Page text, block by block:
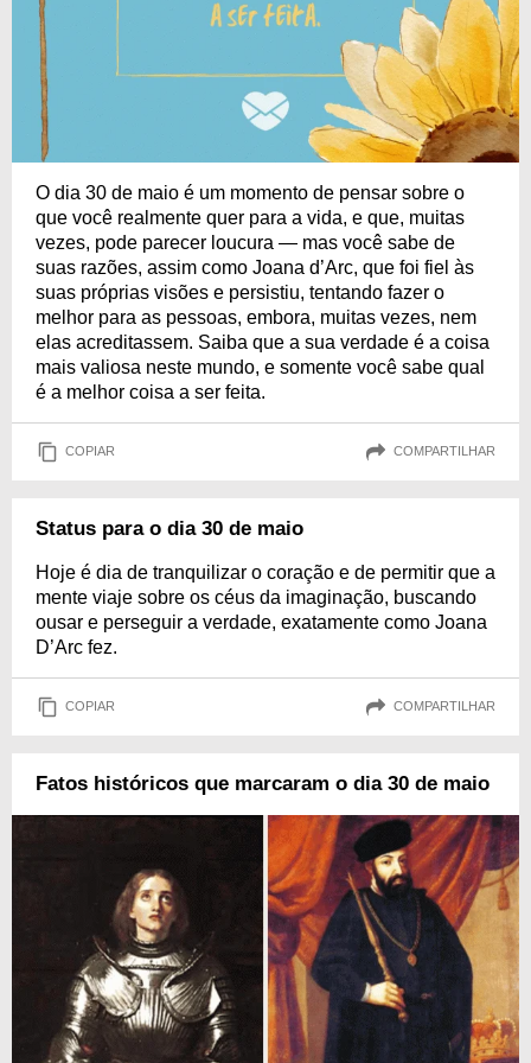
O dia 30 de maio é um momento de pensar sobre o
que você realmente quer para a vida, e que, muitas
vezes, pode parecer loucura — mas você sabe de
suas razões, assim como Joana d’Arc, que foi fiel às
suas próprias visões e persistiu, tentando fazer o
melhor para as pessoas, embora, muitas vezes, nem
elas acreditassem. Saiba que a sua verdade é a coisa
mais valiosa neste mundo, e somente você sabe qual
é a melhor coisa a ser feita.
COPIAR COMPARTILHAR
Status para o dia 30 de maio
Hoje é dia de tranquilizar o coração e de permitir que a
mente viaje sobre os céus da imaginação, buscando
ousar e perseguir a verdade, exatamente como Joana
D’Arc fez.
COPIAR COMPARTILHAR
Fatos históricos que marcaram o dia 30 de maio